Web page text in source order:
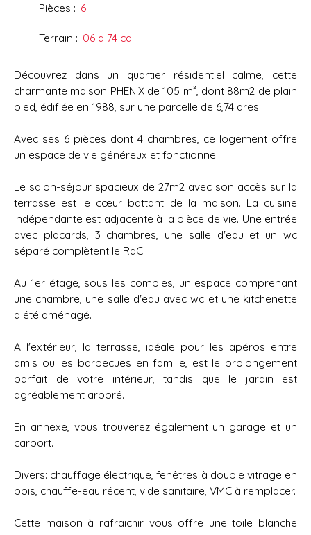
Pièces : 6
Terrain : 06 a 74 ca
Découvrez dans un quartier résidentiel calme, cette
charmante maison PHENIX de 105 m², dont 88m2 de plain
pied, édifiée en 1988, sur une parcelle de 6,74 ares.
Avec ses 6 pièces dont 4 chambres, ce logement offre
un espace de vie généreux et fonctionnel.
Le salon-séjour spacieux de 27m2 avec son accès sur la
terrasse est le cœur battant de la maison. La cuisine
indépendante est adjacente à la pièce de vie. Une entrée
avec placards, 3 chambres, une salle d'eau et un wc
séparé complètent le RdC.
Au 1er étage, sous les combles, un espace comprenant
une chambre, une salle d'eau avec wc et une kitchenette
a été aménagé.
A l'extérieur, la terrasse, idéale pour les apéros entre
amis ou les barbecues en famille, est le prolongement
parfait de votre intérieur, tandis que le jardin est
agréablement arboré.
En annexe, vous trouverez également un garage et un
carport.
Divers: chauffage électrique, fenêtres à double vitrage en
bois, chauffe-eau récent, vide sanitaire, VMC à remplacer.
Cette maison à rafraichir vous offre une toile blanche